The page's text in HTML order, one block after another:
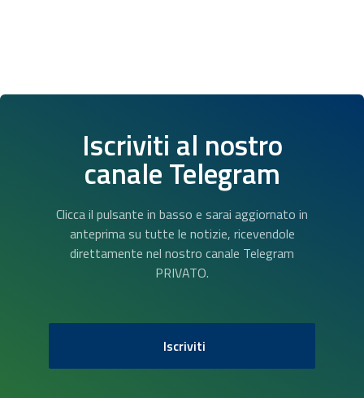
Iscriviti al nostro
canale Telegram
Clicca il pulsante in basso e sarai aggiornato in
anteprima su tutte le notizie, ricevendole
direttamente nel nostro canale Telegram
PRIVATO.
Iscriviti